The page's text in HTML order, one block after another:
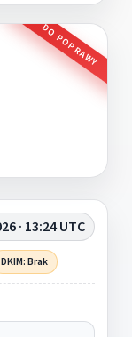
DO POPRAWY
· 13:24 UTC
DKIM: Brak